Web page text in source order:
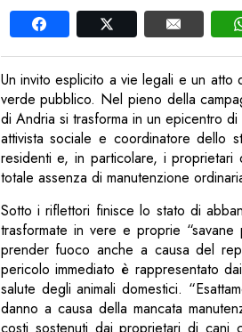
Un invito esplicito a vie legali e un atto
verde pubblico. Nel pieno della
di Andria si trasforma in un epicentro
attivista sociale e coordinatore dello
residenti e, in particolare, i proprietari
totale assenza di manutenzione
Sotto i riflettori finisce lo stato di
trasformate in vere e proprie
prender fuoco anche a causa del
pericolo immediato è rappresentato
salute degli animali domestici.
danno a causa della mancata
costi sostenuti dai proprietari di